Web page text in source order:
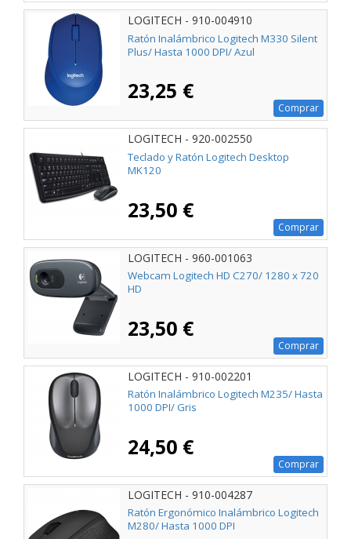
LOGITECH - 910-004910
Ratón Inalámbrico Logitech M330 Silent
Plus/ Hasta 1000 DPI/ Azul
23,25 €
Comprar
LOGITECH - 920-002550
Teclado y Ratón Logitech Desktop
MK120
23,50 €
Comprar
LOGITECH - 960-001063
Webcam Logitech HD C270/ 1280 x 720
HD
23,50 €
Comprar
LOGITECH - 910-002201
Ratón Inalámbrico Logitech M235/ Hasta
1000 DPI/ Gris
24,50 €
Comprar
LOGITECH - 910-004287
Ratón Ergonómico Inalámbrico Logitech
M280/ Hasta 1000 DPI